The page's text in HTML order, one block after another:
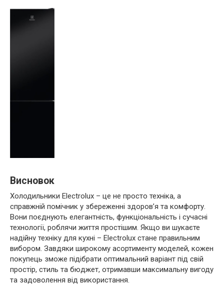
Висновок
Холодильники Electrolux – це не просто техніка, а
справжній помічник у збереженні здоров’я та комфорту.
Вони поєднують елегантність, функціональність і сучасні
технології, роблячи життя простішим. Якщо ви шукаєте
надійну техніку для кухні – Electrolux стане правильним
вибором. Завдяки широкому асортименту моделей, кожен
покупець зможе підібрати оптимальний варіант під свій
простір, стиль та бюджет, отримавши максимальну вигоду
та задоволення від використання.